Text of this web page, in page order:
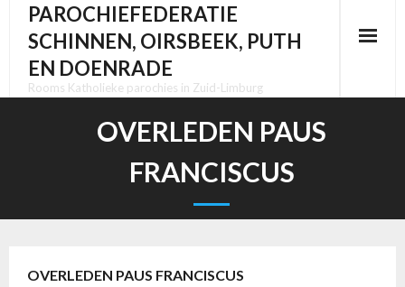
PAROCHIEFEDERATIE
SCHINNEN, OIRSBEEK, PUTH
EN DOENRADE
Rooms Katholieke parochies in Zuid-Limburg
OVERLEDEN PAUS
FRANCISCUS
OVERLEDEN PAUS FRANCISCUS